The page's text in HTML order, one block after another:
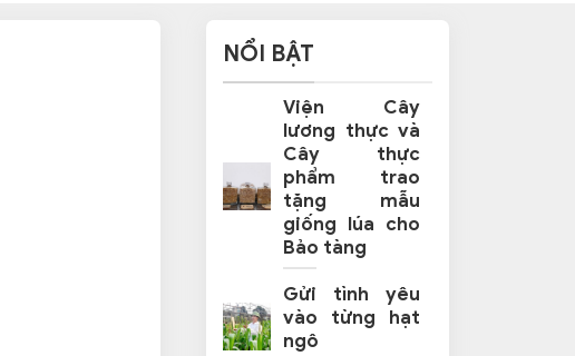
NỔI BẬT
Viện Cây
lương thực và
Cây thực
phẩm trao
tặng mẫu
giống lúa cho
Bảo tàng
Gửi tình yêu
vào từng hạt
ngô